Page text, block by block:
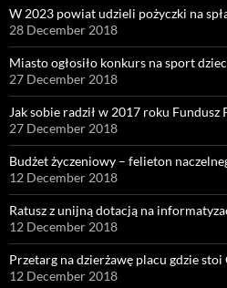
W 2023 powiat udzieli pożyczki na
28 December 2018
Miasto ogłosiło konkurs na sport
27 December 2018
Jak sobie radził w 2017 roku
27 December 2018
Budżet życzeniowy – felieton
12 December 2018
Ratusz z unijną dotacją na
12 December 2018
Przetarg na dzierżawę placu gdzie stoi
12 December 2018